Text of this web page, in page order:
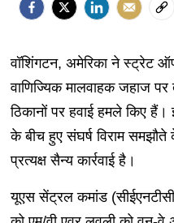
वॉशिंगटन, अमेरिका ने स्ट्रेट
वाणिज्यिक मालवाहक जहाज
ठिकानों पर हवाई हमले किए
के बीच हुए संघर्ष विराम
प्रत्यक्ष सैन्य कार्रवाई है।
यूएस सेंट्रल कमांड